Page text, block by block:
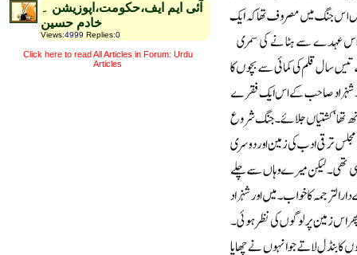
آئی ایم ایف،حکومت،اپوزیشن ۔
خادم حسین
Views:4999 Replies:0
Click here to read All Articles in Forum: Urdu
Articles